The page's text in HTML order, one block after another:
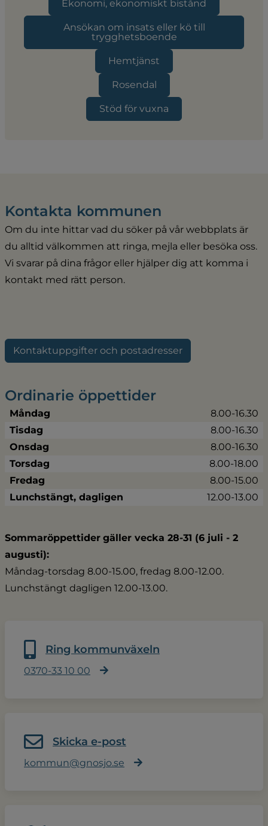
Ekonomi, ekonomiskt bistånd
Ansökan om insats eller kö till
trygghetsboende
Hemtjänst
Rosendal
Stöd för vuxna
Kontakta kommunen
Om du inte hittar vad du söker på vår webbplats är
du alltid välkommen att ringa, mejla eller besöka oss.
Vi svarar på dina frågor eller hjälper dig att komma i
kontakt med rätt person.
Kontaktuppgifter och postadresser
Ordinarie öppettider
Måndag
8.00-16.30
Tisdag
8.00-16.30
Onsdag
8.00-16.30
Torsdag
8.00-18.00
Fredag
8.00-15.00
Lunchstängt, dagligen
12.00-13.00
Sommaröppettider gäller vecka 28-31 (6 juli - 2
augusti):
Måndag-torsdag 8.00-15.00, fredag 8.00-12.00.
Lunchstängt dagligen 12.00-13.00.
Ring kommunväxeln
0370-33 10 00
Skicka e-post
kommun@gnosjo.se